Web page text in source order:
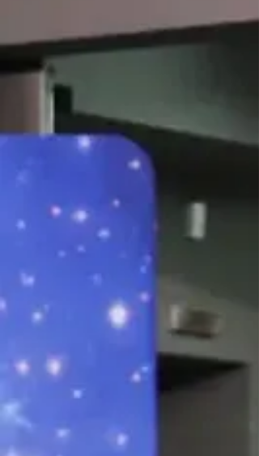
I“. Последната вечер донесе први
во Бугарија на Electric Callbo